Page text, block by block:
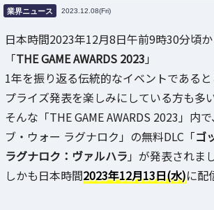
業界ニュース 2023.12.08(Fri)
日本時間2023年12月8日午前9時30分頃
「THE GAME AWARDS 2023 」
1年を振り返る伝統的なイベントである
プライズ発表を楽しみにしている方も多
そんな「THE GAME AWARDS 2023」内
ブ・ウォー ラグナロク」の無料DLC「ゴ
ラグナロク：ヴァルハラ 」が発表されま
しかも日本時間2023年12月13日(水)に配